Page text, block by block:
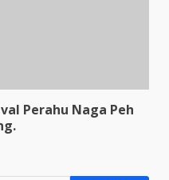
Perahu Naga Peh